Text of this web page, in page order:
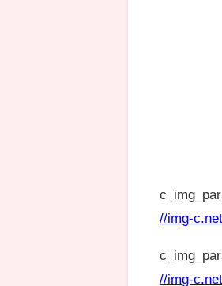
//img-
//img-